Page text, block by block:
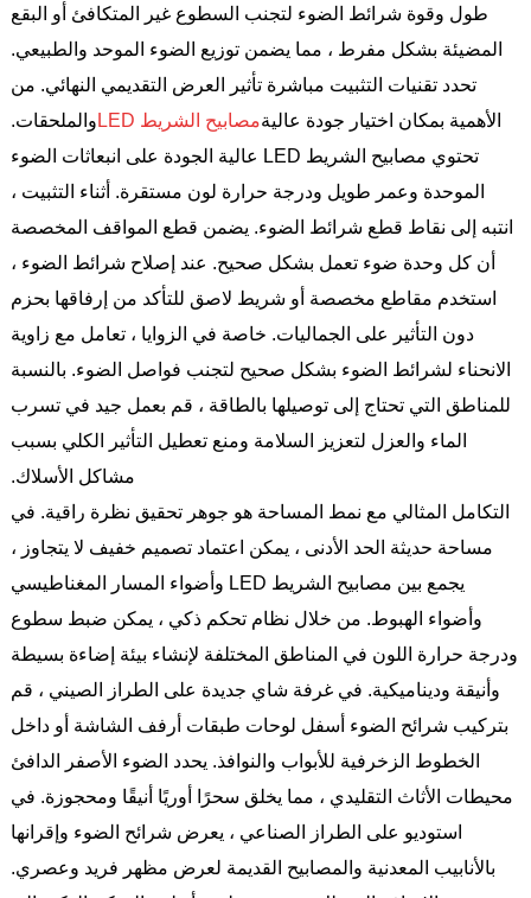
طول وقوة شرائط الضوء لتجنب السطوع غير المتكافئ أو البقع
المضيئة بشكل مفرط ، مما يضمن توزيع الضوء الموحد والطبيعي.
تحدد تقنيات التثبيت مباشرة تأثير العرض التقديمي النهائي. من
الأهمية بمكان اختيار جودة عاليةمصابيح الشريط LED
والملحقات.
تحتوي مصابيح الشريط LED عالية الجودة على انبعاثات الضوء
الموحدة وعمر طويل ودرجة حرارة لون مستقرة. أثناء التثبيت ،
انتبه إلى نقاط قطع شرائط الضوء. يضمن قطع المواقف المخصصة
أن كل وحدة ضوء تعمل بشكل صحيح. عند إصلاح شرائط الضوء ،
استخدم مقاطع مخصصة أو شريط لاصق للتأكد من إرفاقها بحزم
دون التأثير على الجماليات. خاصة في الزوايا ، تعامل مع زاوية
الانحناء لشرائط الضوء بشكل صحيح لتجنب فواصل الضوء. بالنسبة
للمناطق التي تحتاج إلى توصيلها بالطاقة ، قم بعمل جيد في تسرب
الماء والعزل لتعزيز السلامة ومنع تعطيل التأثير الكلي بسبب
مشاكل الأسلاك.
التكامل المثالي مع نمط المساحة هو جوهر تحقيق نظرة راقية. في
مساحة حديثة الحد الأدنى ، يمكن اعتماد تصميم خفيف لا يتجاوز ،
يجمع بين مصابيح الشريط LED وأضواء المسار المغناطيسي
وأضواء الهبوط. من خلال نظام تحكم ذكي ، يمكن ضبط سطوع
ودرجة حرارة اللون في المناطق المختلفة لإنشاء بيئة إضاءة بسيطة
وأنيقة وديناميكية. في غرفة شاي جديدة على الطراز الصيني ، قم
بتركيب شرائح الضوء أسفل لوحات طبقات أرفف الشاشة أو داخل
الخطوط الزخرفية للأبواب والنوافذ. يحدد الضوء الأصفر الدافئ
محيطات الأثاث التقليدي ، مما يخلق سحرًا أوريًا أنيقًا ومحجوزة. في
استوديو على الطراز الصناعي ، يعرض شرائح الضوء وإقرانها
بالأنابيب المعدنية والمصابيح القديمة لعرض مظهر فريد وعصري.